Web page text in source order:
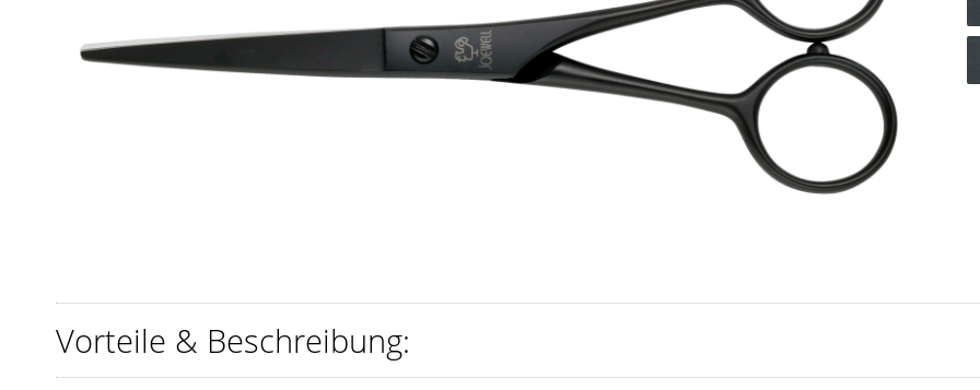
Vorteile & Beschreibung: